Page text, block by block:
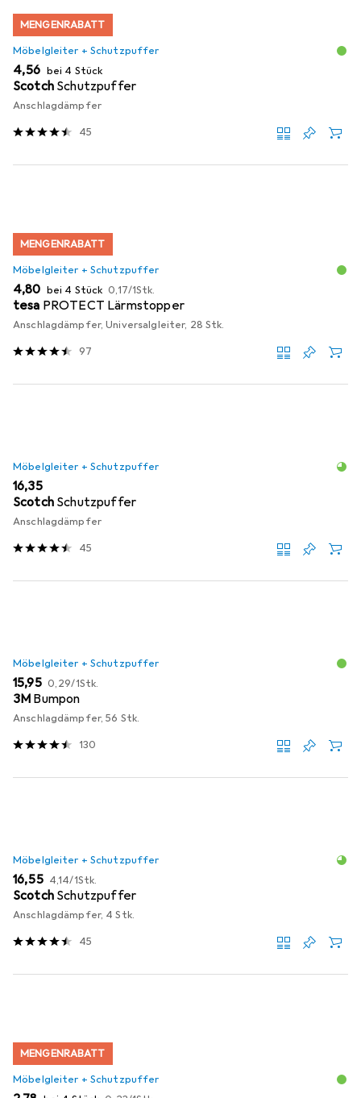
MENGENRABATT
Möbelgleiter + Schutzpuffer
EUR
4,56 bei 4 Stück
Scotch Schutzpuffer
Anschlagdämpfer
45
MENGENRABATT
Möbelgleiter + Schutzpuffer
EUR
4,80 bei 4 Stück EUR
0,17/1Stk.
tesa PROTECT Lärmstopper
Anschlagdämpfer, Universalgleiter, 28 Stk.
97
Möbelgleiter + Schutzpuffer
EUR
16,35
Scotch Schutzpuffer
Anschlagdämpfer
45
Möbelgleiter + Schutzpuffer
EUR
15,95 EUR
0,29/1Stk.
3M Bumpon
Anschlagdämpfer, 56 Stk.
130
Möbelgleiter + Schutzpuffer
EUR
16,55 EUR
4,14/1Stk.
Scotch Schutzpuffer
Anschlagdämpfer, 4 Stk.
45
MENGENRABATT
Möbelgleiter + Schutzpuffer